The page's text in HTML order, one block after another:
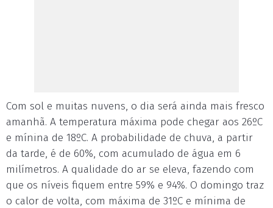
Com sol e muitas nuvens, o dia será ainda mais fresco
amanhã. A temperatura máxima pode chegar aos 26ºC
e mínina de 18ºC. A probabilidade de chuva, a partir
da tarde, é de 60%, com acumulado de água em 6
milímetros. A qualidade do ar se eleva, fazendo com
que os níveis fiquem entre 59% e 94%. O domingo traz
o calor de volta, com máxima de 31ºC e mínima de